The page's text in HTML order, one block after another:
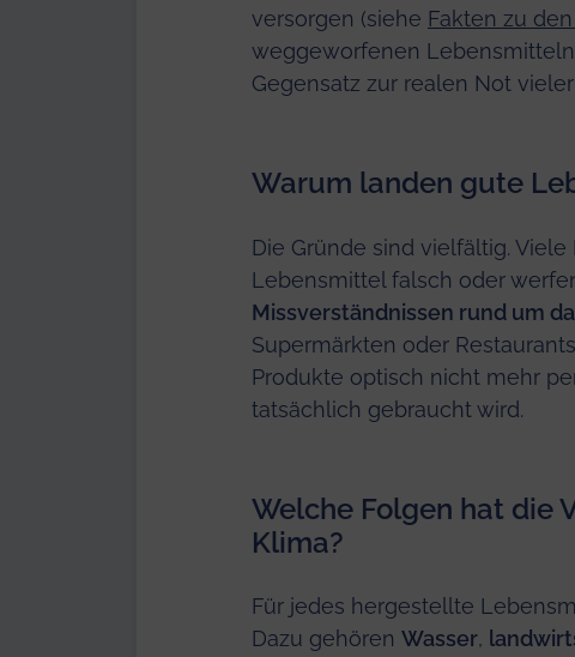
versorgen (siehe Fakten zu
weggeworfenen
Gegensatz zur realen Not
Warum landen gute
Die Gründe sind vielfältig.
Lebensmittel falsch oder
Missverständnissen rund um
Supermärkten oder
Produkte optisch nicht mehr
tatsächlich gebraucht wird.
Welche Folgen hat die
Klima?
Für jedes hergestellte
Dazu gehören Wasser,